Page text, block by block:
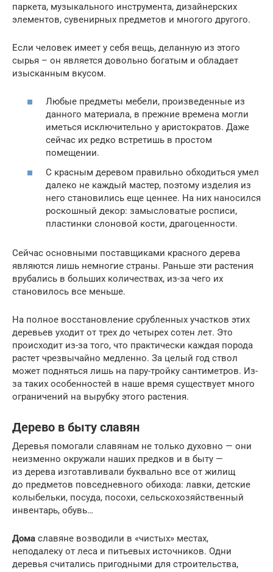
паркета, музыкального инструмента, дизайнерских
элементов, сувенирных предметов и многого другого.
Если человек имеет у себя вещь, деланную из этого
сырья – он является довольно богатым и обладает
изысканным вкусом.
Любые предметы мебели, произведенные из
данного материала, в прежние времена могли
иметься исключительно у аристократов. Даже
сейчас их редко встретишь в простом
помещении.
С красным деревом правильно обходиться умел
далеко не каждый мастер, поэтому изделия из
него становились еще ценнее. На них наносился
роскошный декор: замысловатые росписи,
пластинки слоновой кости, драгоценности.
Сейчас основными поставщиками красного дерева
являются лишь немногие страны. Раньше эти растения
врубались в больших количествах, из-за чего их
становилось все меньше.
На полное восстановление срубленных участков этих
деревьев уходит от трех до четырех сотен лет. Это
происходит из-за того, что практически каждая порода
растет чрезвычайно медленно. За целый год ствол
может подняться лишь на пару-тройку сантиметров. Из-
за таких особенностей в наше время существует много
ограничений на вырубку этого растения.
Дерево в быту славян
Деревья помогали славянам не только духовно — они
неизменно окружали наших предков и в быту —
из дерева изготавливали буквально все от жилищ
до предметов повседневного обихода: лавки, детские
колыбельки, посуда, посохи, сельскохозяйственный
инвентарь, обувь…
Дома славяне возводили в «чистых» местах,
неподалеку от леса и питьевых источников. Одни
деревья считались пригодными для строительства,